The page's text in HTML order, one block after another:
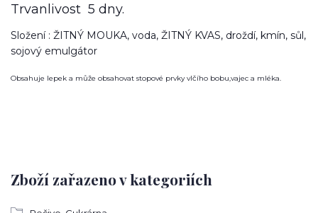
Trvanlivost 5 dny.
Složení : ŽITNÝ MOUKA, voda, ŽITNÝ KVAS, droždí, kmín, sůl,
sojový emulgátor
Obsahuje lepek a může obsahovat stopové prvky vlčího bobu,vajec a mléka.
Zboží zařazeno v kategoriích